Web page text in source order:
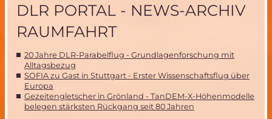
DLR PORTAL - NEWS-ARCHIV
RAUMFAHRT
20 Jahre DLR-Parabelflug - Grundlagenforschung mit
Alltagsbezug
SOFIA zu Gast in Stuttgart - Erster Wissenschaftsflug über
Europa
Gezeitengletscher in Grönland - TanDEM-X-Höhenmodelle
belegen stärksten Rückgang seit 80 Jahren